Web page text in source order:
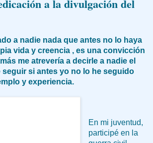
a la divulgación del
a nadie nada que antes no lo haya
vida y creencia , es una convicción
me atrevería a decirle a nadie el
seguir si antes yo no lo he seguido
y experiencia.
En mi juventud,
participé en la